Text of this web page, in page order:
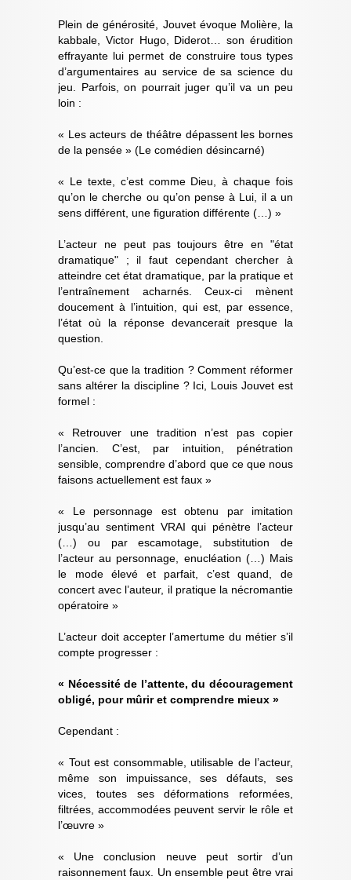
Plein de générosité, Jouvet évoque Molière, la
kabbale, Victor Hugo, Diderot… son érudition
effrayante lui permet de construire tous types
d’argumentaires au service de sa science du
jeu. Parfois, on pourrait juger qu’il va un peu
loin :
« Les acteurs de théâtre dépassent les bornes
de la pensée » (Le comédien désincarné)
« Le texte, c’est comme Dieu, à chaque fois
qu’on le cherche ou qu’on pense à Lui, il a un
sens différent, une figuration différente (…) »
L’acteur ne peut pas toujours être en "état
dramatique" ; il faut cependant chercher à
atteindre cet état dramatique, par la pratique et
l’entraînement acharnés. Ceux-ci mènent
doucement à l’intuition, qui est, par essence,
l’état où la réponse devancerait presque la
question.
Qu’est-ce que la tradition ? Comment réformer
sans altérer la discipline ? Ici, Louis Jouvet est
formel :
« Retrouver une tradition n’est pas copier
l’ancien. C’est, par intuition, pénétration
sensible, comprendre d’abord que ce que nous
faisons actuellement est faux »
« Le personnage est obtenu par imitation
jusqu’au sentiment VRAI qui pénètre l’acteur
(…) ou par escamotage, substitution de
l’acteur au personnage, enucléation (…) Mais
le mode élevé et parfait, c’est quand, de
concert avec l’auteur, il pratique la nécromantie
opératoire »
L’acteur doit accepter l’amertume du métier s’il
compte progresser :
« Nécessité de l’attente, du découragement
obligé, pour mûrir et comprendre mieux »
Cependant :
« Tout est consommable, utilisable de l’acteur,
même son impuissance, ses défauts, ses
vices, toutes ses déformations reformées,
filtrées, accommodées peuvent servir le rôle et
l’œuvre »
« Une conclusion neuve peut sortir d’un
raisonnement faux. Un ensemble peut être vrai